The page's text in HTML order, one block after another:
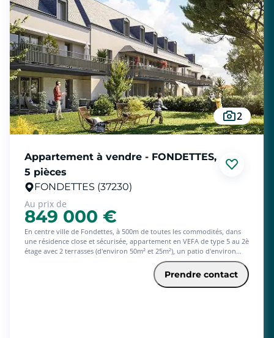
2
Appartement à vendre - FONDETTES,
5 pièces
FONDETTES (37230)
Au prix de
849 000 €
En centre ville de Fondettes, à 500m de toutes les commodités, dans
une résidence close et sécurisée, appartement en VEFA de type 5 au 2è
étage avec 2 terrasses (d'environ 50m² et 25m²), un patio d'environ
28m², et parkings en sous-sol. Il propose des espaces de vie lumineux
et fonctionnels, spécialement soignés pour garantir un confort
Prendre contact